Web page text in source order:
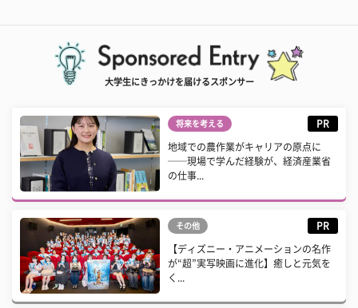
大学生にきっかけを届けるスポンサー
将来を考える PR
地域での農作業がキャリアの原点に
──現場で学んだ経験が、経済産業省
の仕事...
その他 PR
【ディズニー・アニメーションの名作
が“超”実写映画に進化】癒しと元気を
く...